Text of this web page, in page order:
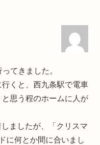
てきました。
くと、西九条駅で電車
思う程のホームに人が
ましたが、「クリスマ
に何とか間に合いまし